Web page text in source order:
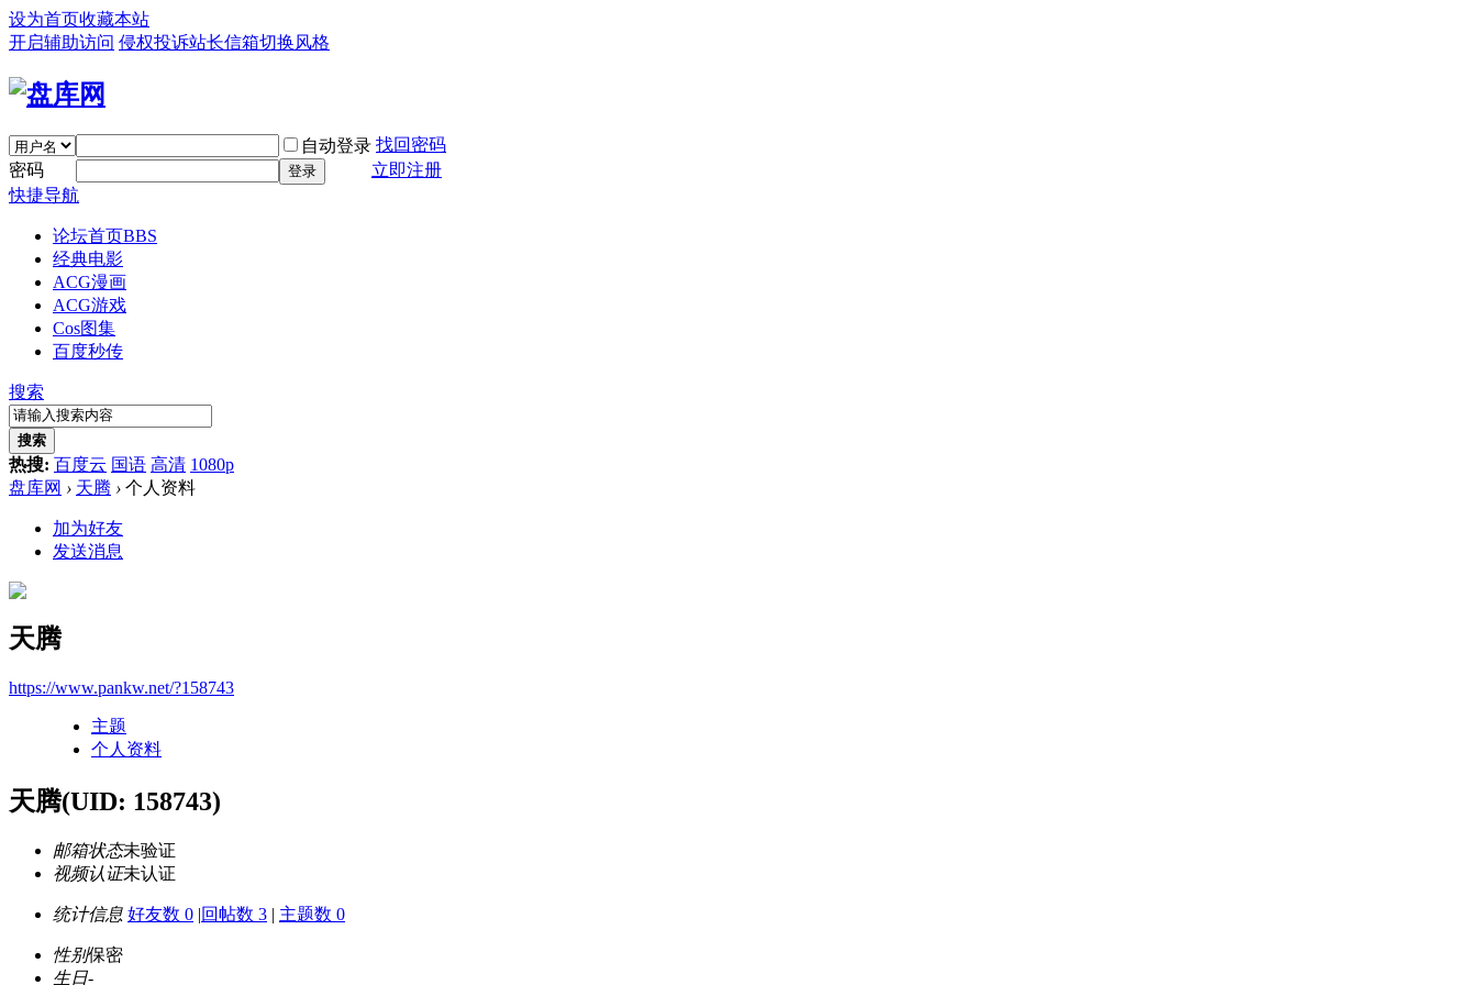
设为首页收藏本站
开启辅助访问 侵权投诉站长信箱切换风格
自动登录 找回密码
密码
登录
立即注册
快捷导航
论坛首页BBS
经典电影
ACG漫画
ACG游戏
Cos图集
百度秒传
搜索
搜索
热搜: 百度云 国语 高清 1080p
盘库网 › 天腾 › 个人资料
加为好友
发送消息
天腾
https://www.pankw.net/?158743
主题
个人资料
天腾(UID: 158743)
邮箱状态未验证
视频认证未认证
统计信息 好友数 0 |回帖数 3 | 主题数 0
性别保密
生日-